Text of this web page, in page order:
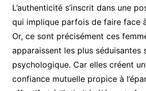
L’authenticité s’inscrit dans une
qui implique parfois de faire face
Or, ce sont précisément ces
apparaissent les plus séduisantes
psychologique. Car elles créent
confiance mutuelle propice à